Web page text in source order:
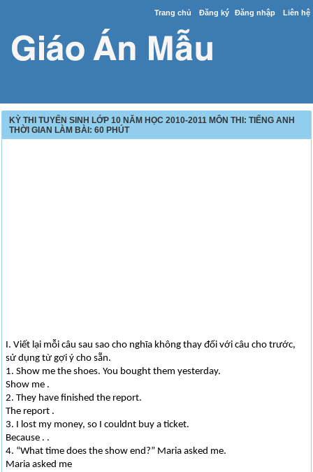
Trang chủ Đăng ký Đăng nhập Liên hệ
KỲ THI TUYỂN SINH LỚP 10 NĂM HỌC 2010-2011 MÔN THI: TIẾNG ANH
THỜI GIAN LÀM BÀI: 60 PHÚT
I. Viết lại mỗi câu sau sao cho nghĩa không thay đổi với câu cho trước,
sử dụng từ gợi ý cho sẵn.
1. Show me the shoes. You bought them yesterday.
Show me .
2. They have finished the report.
The report .
3. I lost my money, so I couldnt buy a ticket.
Because . .
4. “What time does the show end?” Maria asked me.
Maria asked me